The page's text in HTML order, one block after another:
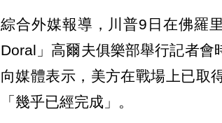
綜合外媒報導，川普9日在佛羅
Doral」高爾夫俱樂部舉行記者
向媒體表示，美方在戰場上已取
「幾乎已經完成」。